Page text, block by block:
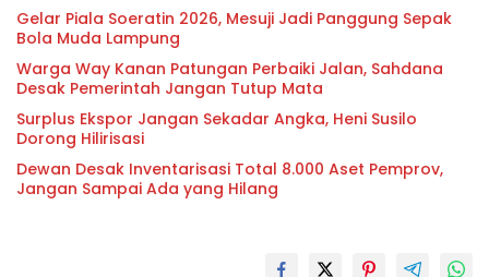
Gelar Piala Soeratin 2026, Mesuji Jadi Panggung Sepak
Bola Muda Lampung
Warga Way Kanan Patungan Perbaiki Jalan, Sahdana
Desak Pemerintah Jangan Tutup Mata
Surplus Ekspor Jangan Sekadar Angka, Heni Susilo
Dorong Hilirisasi
Dewan Desak Inventarisasi Total 8.000 Aset Pemprov,
Jangan Sampai Ada yang Hilang